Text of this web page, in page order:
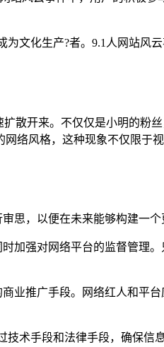
文化生产?者。9.1人网站风
散开来。不仅仅是小明的粉
络风格，这种现象不仅限于
思，以便在未来能够构建一个
加强对网络平台的监督管理
推广手段。网络红人和平
术手段和法律手段，确保信